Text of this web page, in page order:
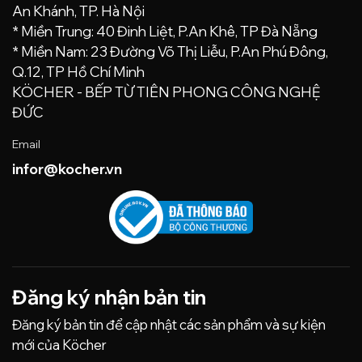
An Khánh, TP. Hà Nội
* Miền Trung: 40 Đinh Liệt, P.An Khê, TP Đà Nẵng
* Miền Nam: 23 Đường Võ Thị Liễu, P.An Phú Đông,
Q.12, TP Hồ Chí Minh
KÖCHER - BẾP TỪ TIÊN PHONG CÔNG NGHỆ
ĐỨC
Email
infor@kocher.vn
Đăng ký nhận bản tin
Đăng ký bản tin để cập nhật các sản phẩm và sự kiện
mới của Köcher